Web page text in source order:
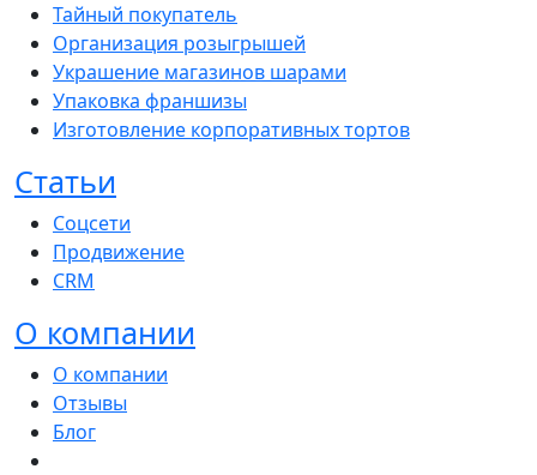
Тайный покупатель
Организация розыгрышей
Украшение магазинов шарами
Упаковка франшизы
Изготовление корпоративных тортов
Статьи
Соцсети
Продвижение
CRM
О компании
О компании
Отзывы
Блог